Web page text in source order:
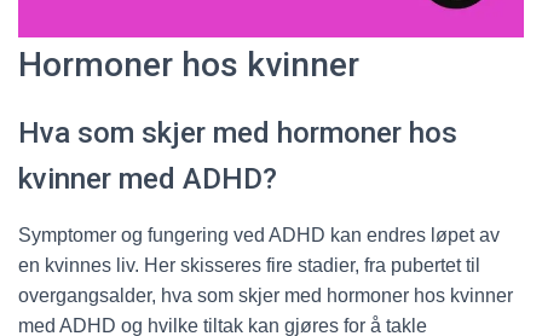
Hormoner hos kvinner
Hva som skjer med hormoner hos
kvinner med ADHD?
Symptomer og fungering ved ADHD kan endres løpet av
en kvinnes liv. Her skisseres fire stadier, fra pubertet til
overgangsalder, hva som skjer med hormoner hos kvinner
med ADHD og hvilke tiltak kan gjøres for å takle